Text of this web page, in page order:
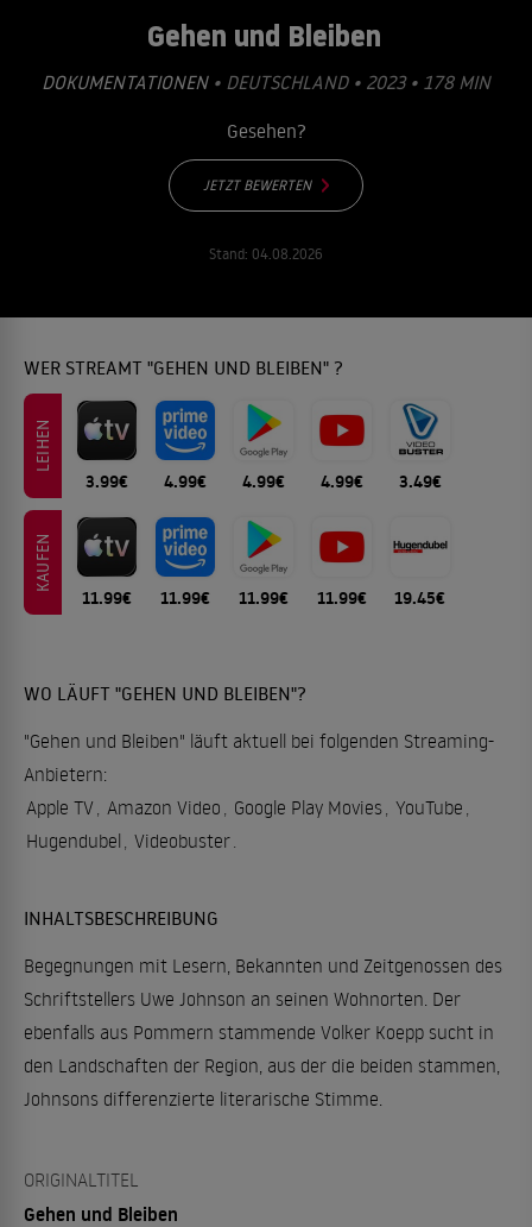
Gehen und Bleiben
DOKUMENTATIONEN• DEUTSCHLAND • 2023 • 178 MIN
Gesehen?
JETZT BEWERTEN
Stand: 04.08.2026
WER STREAMT "GEHEN UND BLEIBEN" ?
LEIHEN
3.99€ 4.99€ 4.99€ 4.99€ 3.49€
KAUFEN
11.99€ 11.99€ 11.99€ 11.99€ 19.45€
WO LÄUFT "GEHEN UND BLEIBEN"?
"Gehen und Bleiben" läuft aktuell bei folgenden Streaming-
Anbietern:
Apple TV, Amazon Video , Google Play Movies, YouTube ,
Hugendubel , Videobuster.
INHALTSBESCHREIBUNG
Begegnungen mit Lesern, Bekannten und Zeitgenossen des
Schriftstellers Uwe Johnson an seinen Wohnorten. Der
ebenfalls aus Pommern stammende Volker Koepp sucht in
den Landschaften der Region, aus der die beiden stammen,
Johnsons differenzierte literarische Stimme.
ORIGINALTITEL
Gehen und Bleiben